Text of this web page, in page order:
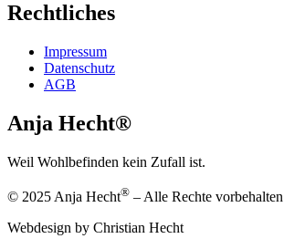
Rechtliches
Impressum
Datenschutz
AGB
Anja Hecht®
Weil Wohlbefinden kein Zufall ist.
© 2025 Anja Hecht® – Alle Rechte vorbehalten
Webdesign by Christian Hecht